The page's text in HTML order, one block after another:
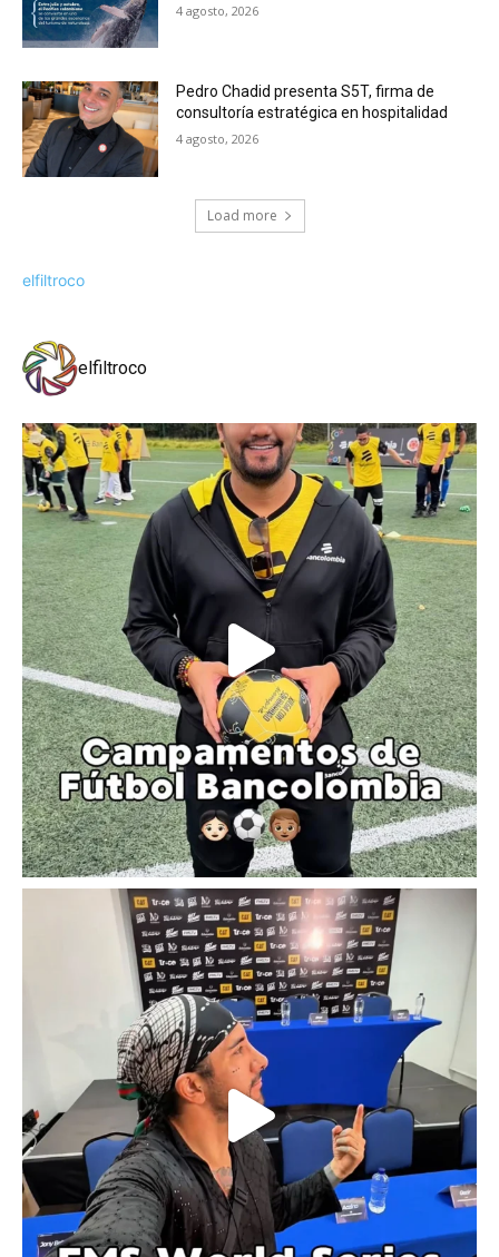
4 agosto, 2026
Pedro Chadid presenta S5T, firma de
consultoría estratégica en hospitalidad
4 agosto, 2026
Load more
elfiltroco
elfiltroco